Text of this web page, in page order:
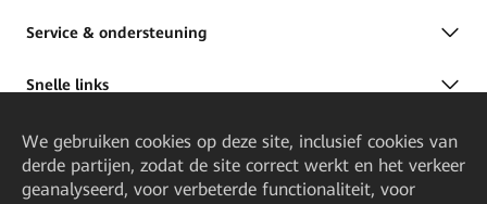
Service & ondersteuning
Snelle links
We gebruiken cookies op deze site, inclusief cookies van
derde partijen, zodat de site correct werkt en het verkeer
geanalyseerd, voor verbeterde functionaliteit, voor